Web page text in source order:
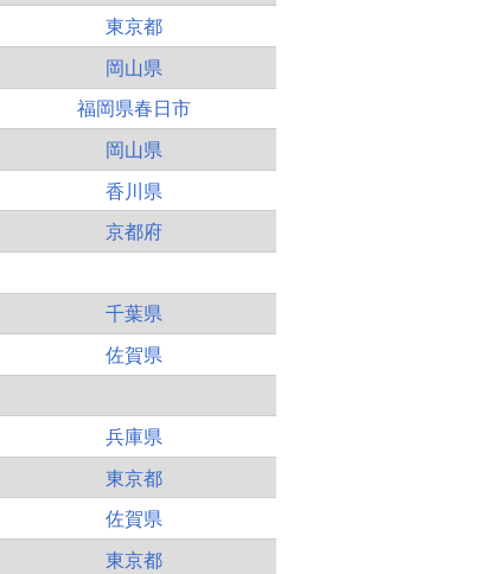
東京都
岡山県
福岡県春日市
岡山県
香川県
京都府
千葉県
佐賀県
兵庫県
東京都
佐賀県
東京都